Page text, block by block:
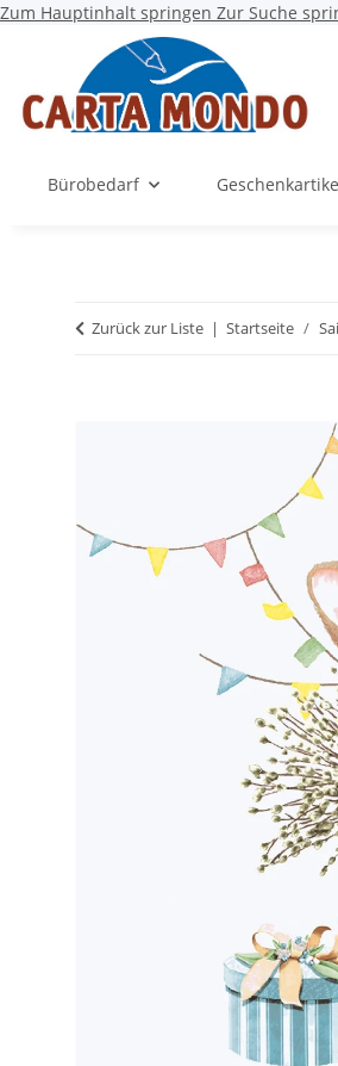
Zum Hauptinhalt springen Zur Suche
Bürobedarf
Zurück zur Liste Startseite